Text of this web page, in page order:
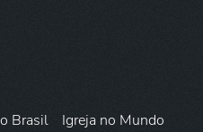
Brasil
Igreja no Mundo